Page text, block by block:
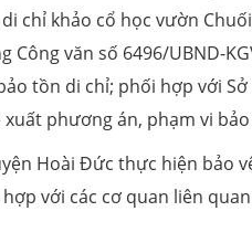
chỉ khảo cổ học vườn
văn số 6496/UBND-
tồn di chỉ; phối hợp với Sở
phương án, phạm vi
Hoài Đức thực hiện bảo
hợp với các cơ quan liên